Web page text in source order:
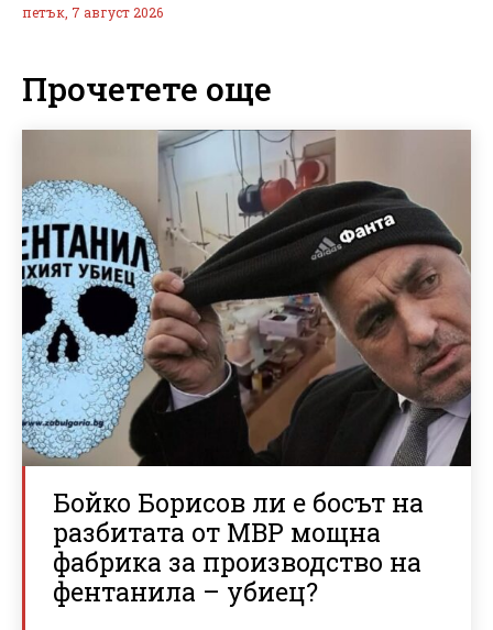
петък, 7 август 2026
Прочетете още
Бойко Борисов ли е босът на
разбитата от МВР мощна
фабрика за производство на
фентанила – убиец?